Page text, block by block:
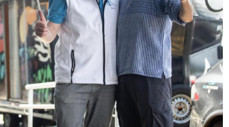
Banco Central do Brasil
Planalto